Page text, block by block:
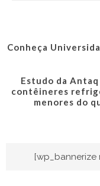
Conheça
Estudo da
contêineres
menores do
[wp_bannerize